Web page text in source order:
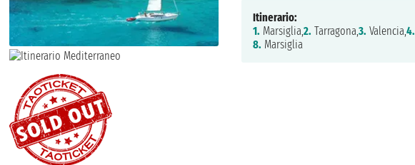
Itinerario:
1. Marsiglia,2. Tarragona,3. Valencia,4.
8. Marsiglia